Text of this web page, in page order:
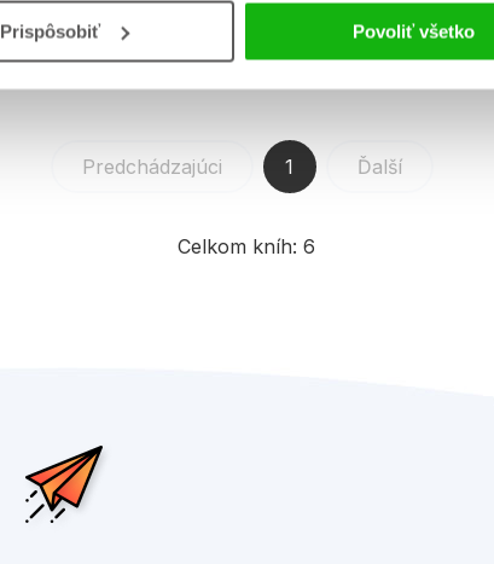
Prispôsobiť Povoliť všetko
Celkom kníh: 6
Predchádzajúci 1 Ďalší